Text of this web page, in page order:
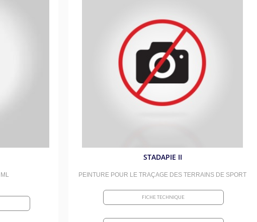
STADAPIE II
PEINTURE POUR LE TRAÇAGE DES TERRAINS DE SPORT
FICHE TECHNIQUE